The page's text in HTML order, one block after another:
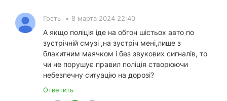
Гость • 8 марта 2024 22:40
А якщо поліція іде на обгон шістьох авто по
зустрічній смузі ,на зустріч мені,лише з
блакитним маячком і без звукових сигналів, то
чи не порушує правил поліція створюючи
небезпечну ситуацію на дорозі?
Ответить